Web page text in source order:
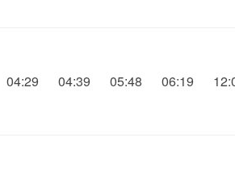
04:29 04:39 05:48 06:19